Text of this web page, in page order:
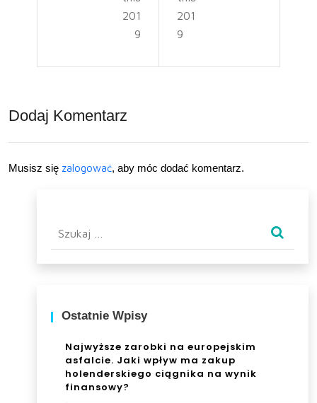
ka
mie
niar
.pl
–
ko
wie
o
poc
hów
201
9
cho
rob
y
201
9
Dodaj Komentarz
Musisz się zalogować, aby móc dodać komentarz.
Ostatnie Wpisy
Najwyższe zarobki na europejskim
asfalcie. Jaki wpływ ma zakup
holenderskiego ciągnika na wynik
finansowy?